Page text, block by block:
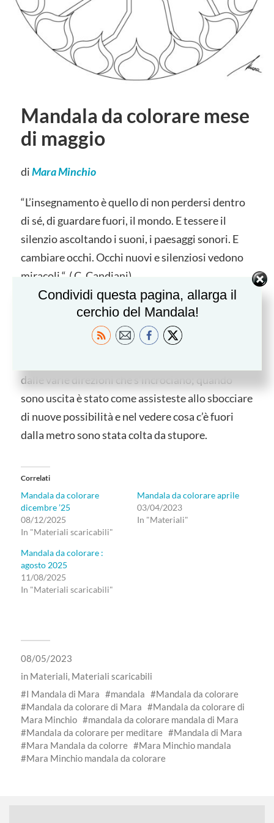
Mandala da colorare mese
di maggio
diMara Minchio
“L’insegnamento è quello di non perdersi dentro
di sé, di guardare fuori, il mondo. E tessere il
silenzio ascoltando i suoni, i paesaggi sonori. E
cambiare occhi. Occhi nuovi e silenziosi vedono
miracoli “. ( C. Candiani)
Ispirata da questa frase citata da Eloisa Agliata,
mentre ero nella metropolitana con le sue tante
tratte che si intersecano e si espando, ho pensato
dalle varie direzioni che s’incrociano; quando
sono uscita è stato come assisteste allo sbocciare
di nuove possibilità e nel vedere cosa c’è fuori
dalla metro sono stata colta da stupore.
Correlati
Mandala da colorare
dicembre ’25
08/12/2025
In "Materiali scaricabili"
Mandala da colorare aprile
03/04/2023
In "Materiali"
Mandala da colorare :
agosto 2025
11/08/2025
In "Materiali scaricabili"
08/05/2023
in Materiali, Materiali scaricabili
I Mandala di Mara
mandala
Mandala da colorare
Mandala da colorare di Mara
Mandala da colorare di
Mara Minchio
mandala da colorare mandala di Mara
Mandala da colorare per meditare
Mandala di Mara
Mara Mandala da colorre
Mara Minchio mandala
Mara Minchio mandala da colorare
Condividi questa pagina, allarga il
cerchio del Mandala!